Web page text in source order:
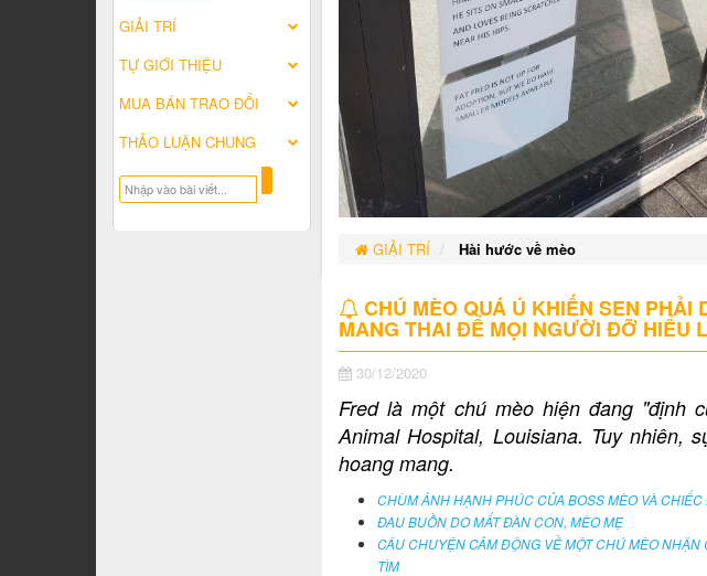
GIẢI TRÍ
TỰ GIỚI THIỆU
MUA BÁN TRAO ĐỔI
THẢO LUẬN CHUNG
GIẢI TRÍ Hài hước về mèo
CHÚ MÈO QUÁ Ú KHIẾN SEN PHẢI
MANG THAI ĐỂ MỌI NGƯỜI ĐỠ HIỂU
30/12/2020
Fred là một chú mèo hiện đang "định
Animal Hospital, Louisiana. Tuy nhiên,
hoang mang.
CHÙM ẢNH HẠNH PHÚC CỦA BOSS MÈO VÀ
ĐAU BUỒN DO MẤT ĐÀN CON, MÈO MẸ
CÂU CHUYỆN CẢM ĐỘNG VỀ MỘT CHÚ MÈO
TÌM